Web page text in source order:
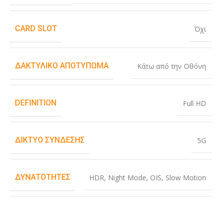
CARD SLOT Όχι
ΔΑΚΤΥΛΙΚΌ ΑΠΟΤΎΠΩΜΑ Κάτω από την Οθόνη
DEFINITION Full HD
ΔΊΚΤΥΟ ΣΎΝΔΕΣΗΣ 5G
ΔΥΝΑΤΌΤΗΤΕΣ HDR, Night Mode, OIS, Slow Motion